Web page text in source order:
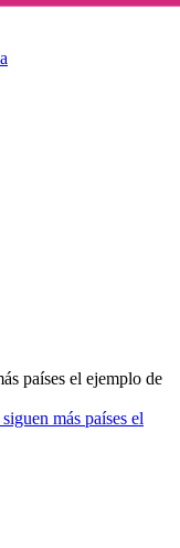
países el ejemplo de
más países el